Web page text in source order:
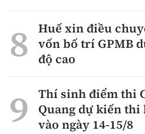
Huế xin điều
vốn bố trí GPMB
độ cao
Thí sinh điểm thi
Quang dự kiến
vào ngày 14-15/8